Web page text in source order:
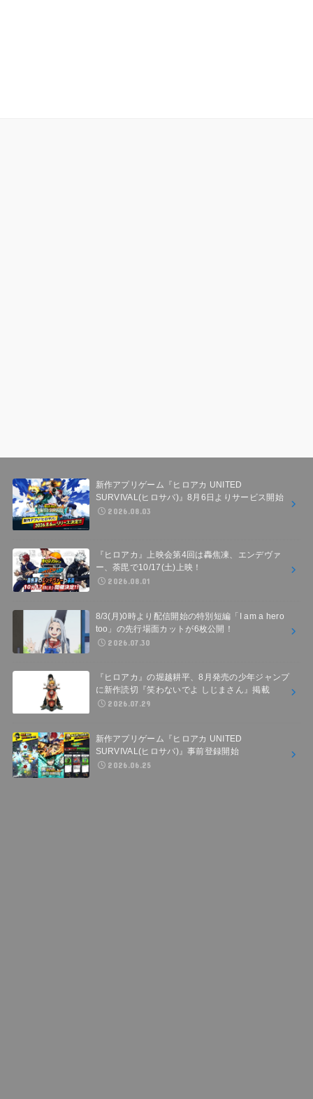
新作アプリゲーム『ヒロアカ UNITED
SURVIVAL(ヒロサバ)』8月6日よりサービス開始
2026.08.03
『ヒロアカ』上映会第4回は轟焦凍、エンデヴァ
ー、荼毘で10/17(土)上映！
2026.08.01
8/3(月)0時より配信開始の特別短編「I am a hero
too」の先行場面カットが6枚公開！
2026.07.30
『ヒロアカ』の堀越耕平、8月発売の少年ジャンプ
に新作読切『笑わないでよ しじまさん』掲載
2026.07.29
新作アプリゲーム『ヒロアカ UNITED
SURVIVAL(ヒロサバ)』事前登録開始
2026.06.25